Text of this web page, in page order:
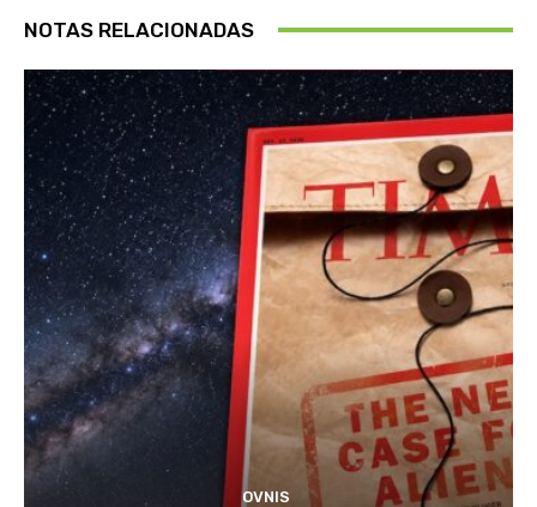
NOTAS RELACIONADAS
OVNIS